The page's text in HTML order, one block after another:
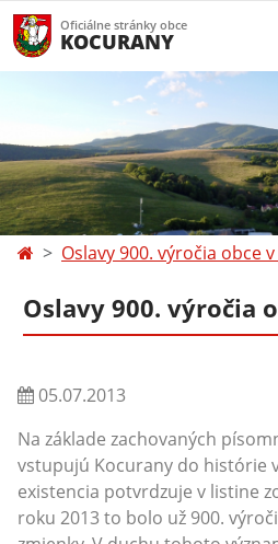
Oficiálne stránky obce
KOCURANY
Oslavy 900. výročia obce
Oslavy 900. výročia
05.07.2013
Na základe zachovaných
vstupujú Kocurany do histórie
existencia potvrdzuje v listine
roku 2013 to bolo už 900.